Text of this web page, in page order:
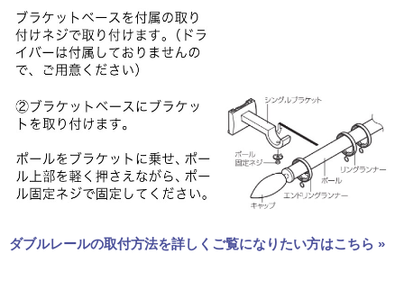
ダブルレールの取付方法を詳しくご覧になりたい方はこちら »